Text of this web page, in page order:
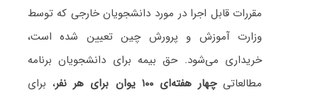
مقررات قابل اجرا در مورد دانشجویان خارجی که توسط
وزارت آموزش و پرورش چین تعیین شده است،
خریداری می‌شود. حق بیمه برای دانشجویان برنامه
مطالعاتیچهار هفته‌ای ۱۰۰ یوان برای هر نفر
، برای